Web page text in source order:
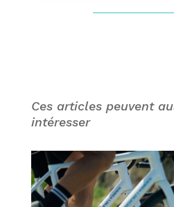
Ces articles peuvent
intéresser